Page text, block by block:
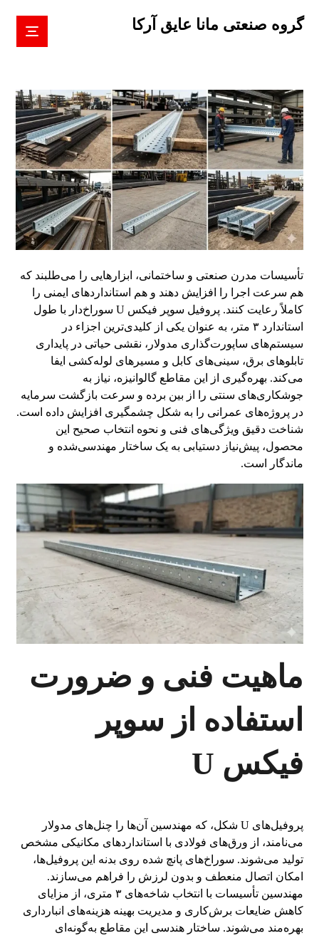
گروه صنعتی مانا عایق آرکا
تأسیسات مدرن صنعتی و ساختمانی، ابزارهایی را می‌طلبند که
هم سرعت اجرا را افزایش دهند و هم استانداردهای ایمنی را
کاملاً رعایت کنند. پروفیل سوپر فیکس U سوراخ‌دار با طول
استاندارد ۳ متر، به عنوان یکی از کلیدی‌ترین اجزاء در
سیستم‌های ساپورت‌گذاری مدولار، نقشی حیاتی در پایداری
تابلوهای برق، سینی‌های کابل و مسیرهای لوله‌کشی ایفا
می‌کند. بهره‌گیری از این مقاطع گالوانیزه، نیاز به
جوشکاری‌های سنتی را از بین برده و سرعت بازگشت سرمایه
در پروژه‌های عمرانی را به شکل چشمگیری افزایش داده است.
شناخت دقیق ویژگی‌های فنی و نحوه انتخاب صحیح این
محصول، پیش‌نیاز دستیابی به یک ساختار مهندسی‌شده و
ماندگار است.
ماهیت فنی و ضرورت
استفاده از سوپر
فیکس U
پروفیل‌های U شکل، که مهندسین آن‌ها را چنل‌های مدولار
می‌نامند، از ورق‌های فولادی با استانداردهای مکانیکی مشخص
تولید می‌شوند. سوراخ‌های پانچ شده روی بدنه این پروفیل‌ها،
امکان اتصال منعطف و بدون لرزش را فراهم می‌سازند.
مهندسین تأسیسات با انتخاب شاخه‌های ۳ متری، از مزایای
کاهش ضایعات برش‌کاری و مدیریت بهینه هزینه‌های انبارداری
بهره‌مند می‌شوند. ساختار هندسی این مقاطع به‌گونه‌ای